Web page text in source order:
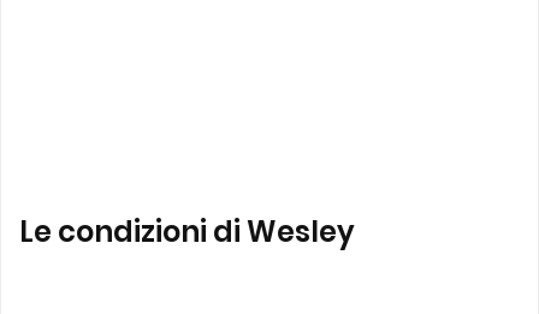
Le condizioni di Wesley